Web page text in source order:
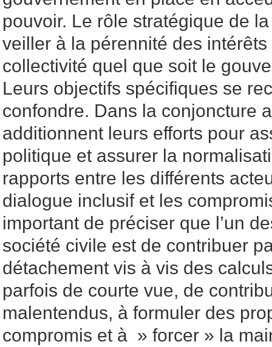
pouvoir. Le rôle stratégique de
veiller à la pérennité des
collectivité quel que soit le
Leurs objectifs spécifiques se
confondre. Dans la conjoncture
additionnent leurs efforts pour
politique et assurer la
rapports entre les différents
dialogue inclusif et les
important de préciser que l’un
société civile est de contribuer
détachement vis à vis des
parfois de courte vue, de
malentendus, à formuler des
compromis et à » forcer » la